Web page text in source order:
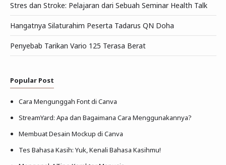
Stres dan Stroke: Pelajaran dari Sebuah Seminar Health Talk
Hangatnya Silaturahim Peserta Tadarus QN Doha
Penyebab Tarikan Vario 125 Terasa Berat
Popular Post
Cara Mengunggah Font di Canva
StreamYard: Apa dan Bagaimana Cara Menggunakannya?
Membuat Desain Mockup di Canva
Tes Bahasa Kasih: Yuk, Kenali Bahasa Kasihmu!